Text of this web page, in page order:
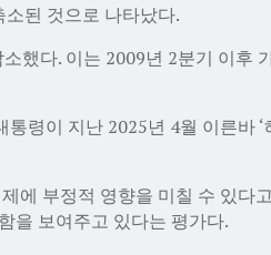
된 것으로 나타났다.
했다. 이는 2009년 2분기 이후
령이 지난 2025년 4월 이른바
에 부정적 영향을 미칠 수 있다
을 보여주고 있다는 평가다.